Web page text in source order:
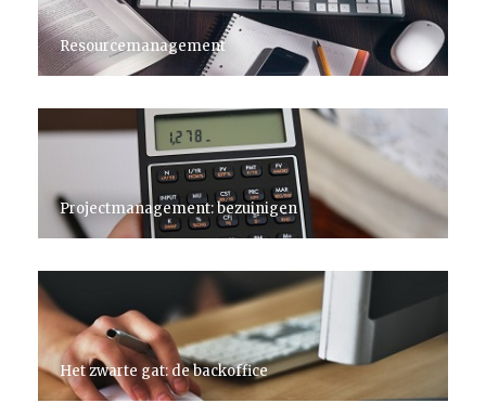
Resourcemanagement
Projectmanagement: bezuinigen
Het zwarte gat: de backoffice